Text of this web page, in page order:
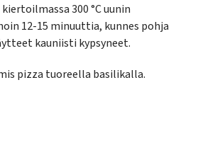
300 °C uunin
12-15 minuuttia, kunnes pohja
kauniisti kypsyneet.
pizza tuoreella basilikalla.